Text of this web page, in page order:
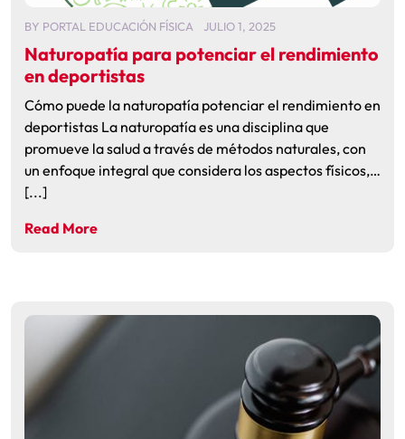
BY PORTAL EDUCACIÓN FÍSICA JULIO 1, 2025
Naturopatía para potenciar el rendimiento
en deportistas
Cómo puede la naturopatía potenciar el rendimiento en
deportistas La naturopatía es una disciplina que
promueve la salud a través de métodos naturales, con
un enfoque integral que considera los aspectos físicos,…
[...]
Read More